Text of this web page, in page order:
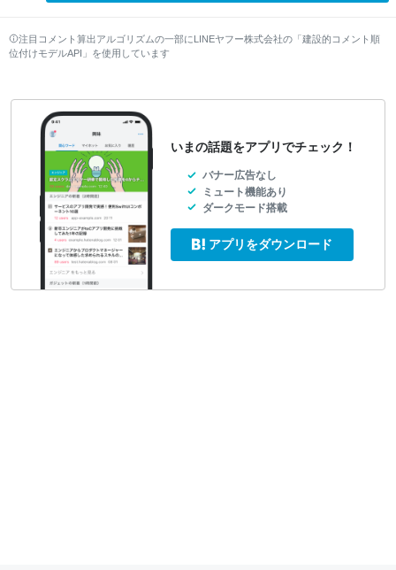
注目コメント算出アルゴリズムの一部にLINEヤフー株式会社の「建設的コメント順
位付けモデルAPI」を使用しています
いまの話題をアプリでチェック！
バナー広告なし
ミュート機能あり
ダークモード搭載
アプリをダウンロード